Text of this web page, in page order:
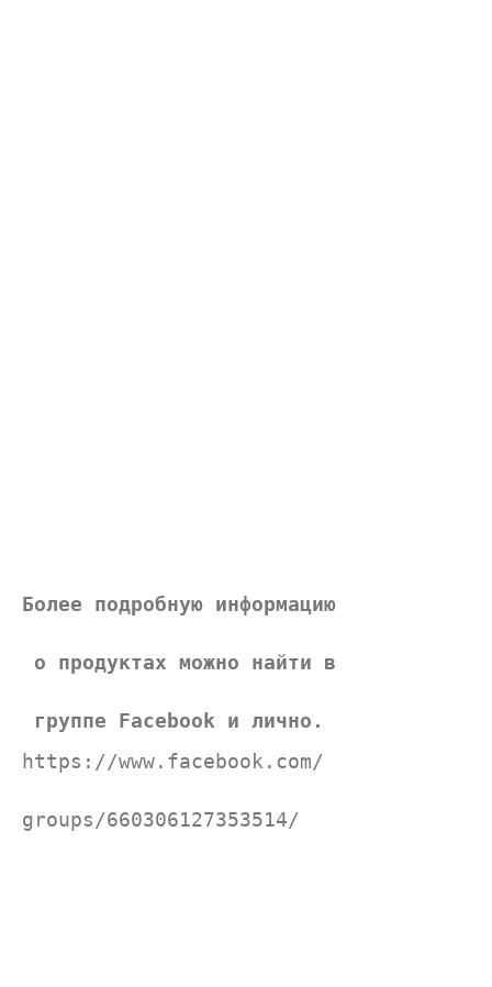
Более подробную информацию
о продуктах можно найти в
группе Facebook и лично.
https://www.facebook.com/
groups/660306127353514/